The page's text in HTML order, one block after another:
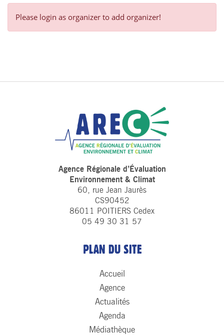
Please login as organizer to add organizer!
Agence Régionale d’Évaluation
Environnement & Climat
60, rue Jean Jaurès
CS90452
86011 POITIERS Cedex
05 49 30 31 57
PLAN DU SITE
Accueil
Agence
Actualités
Agenda
Médiathèque